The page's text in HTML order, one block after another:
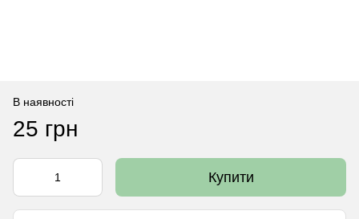
В наявності
25 грн
Купити